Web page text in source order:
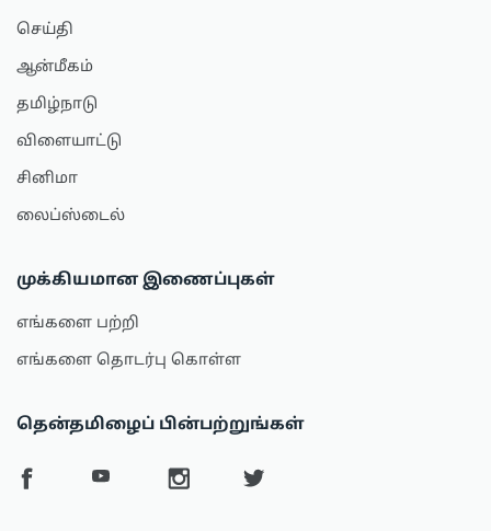
செய்தி
ஆன்மீகம்
தமிழ்நாடு
விளையாட்டு
சினிமா
லைப்ஸ்டைல்
முக்கியமான இணைப்புகள்
எங்களை பற்றி
எங்களை தொடர்பு கொள்ள
தென்தமிழைப் பின்பற்றுங்கள்